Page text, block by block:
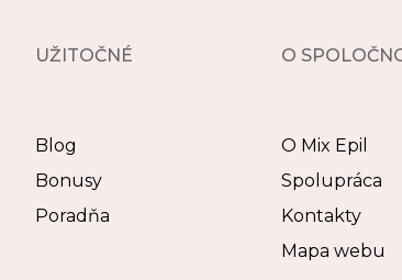
UŽITOČNÉ
Blog
Bonusy
Poradňa
O
O Mix Epil
Spolupráca
Kontakty
Mapa webu